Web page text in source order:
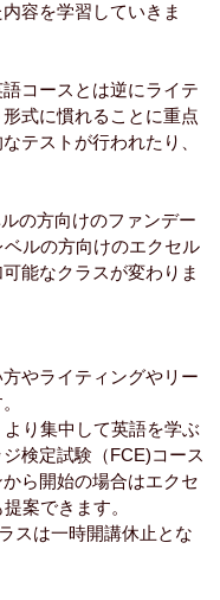
容を学習していきま
コースとは逆にライテ
式に慣れることに重点
テストが行われたり、
の方向けのファンデー
ルの方向けのエクセル
能なクラスが変わりま
やライティングやリー
り集中して英語を学ぶ
検定試験（FCE)コース
ら開始の場合はエクセ
案できます。
スは一時開講休止とな